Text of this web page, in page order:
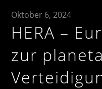
Oktober 6, 2024
HERA –
zur